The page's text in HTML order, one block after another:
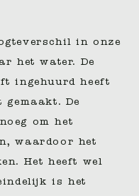
in onze
het water. De
ingehuurd heeft
De
om het
waardoor het
Het heeft wel
is het